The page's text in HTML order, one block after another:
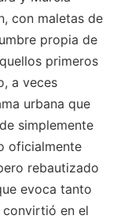
con maletas de
propia de
primeros
a veces
urbana que
simplemente
oficialmente
rebautizado
evoca tanto
en el